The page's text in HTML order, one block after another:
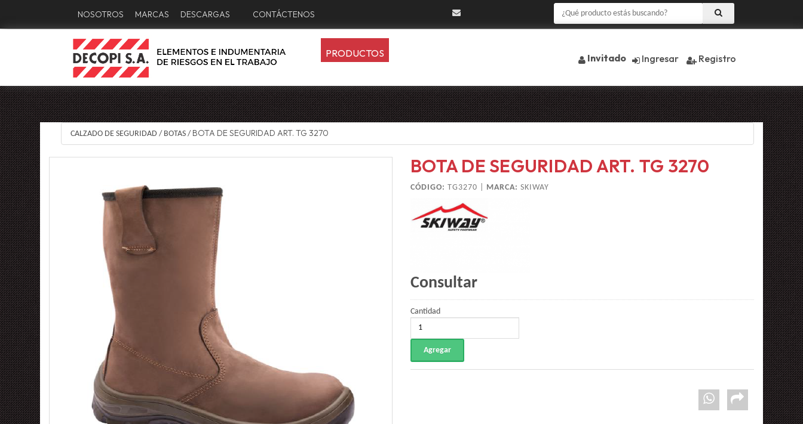
NOSOTROS MARCAS DESCARGAS CONTÁCTENOS
Invitado Ingresar Registro
PRODUCTOS
CALZADO DE SEGURIDAD / BOTAS / BOTA DE SEGURIDAD ART. TG 3270
BOTA DE SEGURIDAD ART. TG 3270
CÓDIGO: TG3270 | MARCA: SKIWAY
Consultar
Cantidad